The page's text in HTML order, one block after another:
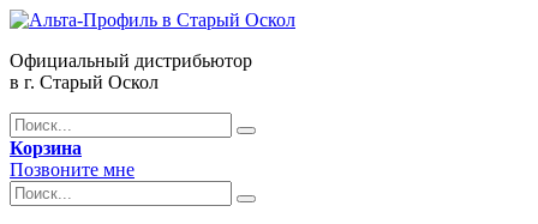
Официальный дистрибьютор
в г. Старый Оскол
Корзина
Позвоните мне